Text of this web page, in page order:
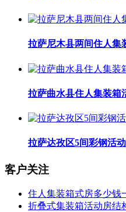
拉萨尼木县两间住人集
拉萨曲水县住人集装箱
拉萨达孜区5间彩钢活
客户关注
住人集装箱式房多少钱
折叠式集装箱活动房结